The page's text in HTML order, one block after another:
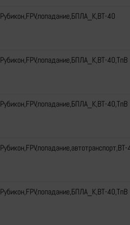
Рубикон,FPV,попадание,БПЛА_К,ВТ-40
Рубикон,FPV,попадание,БПЛА_К,ВТ-40,ТпВ
Рубикон,FPV,попадание,БПЛА_К,ВТ-40,ТпВ
Рубикон,FPV,попадание,БПЛА_К,ВТ-40,ТпВ